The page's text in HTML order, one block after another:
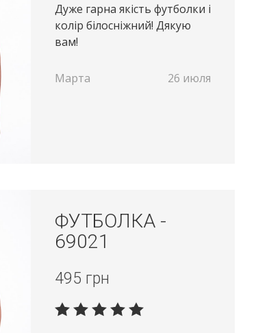
Дуже гарна якість футболки і
колір білосніжний! Дякую
вам!
Марта 26 июля
ФУТБОЛКА -
69021
495 грн